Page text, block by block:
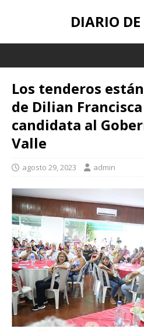
DIARIO
Los tenderos
de Dilian
candidata al
Valle
agosto 29, 2023 admin